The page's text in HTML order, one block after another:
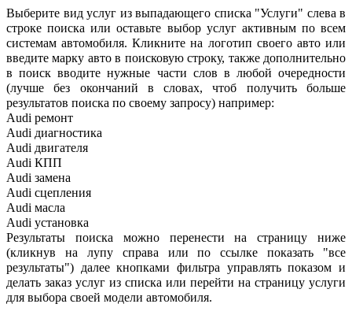
Выберите вид услуг из выпадающего списка "Услуги" слева в
строке поиска или оставьте выбор услуг активным по всем
системам автомобиля. Кликните на логотип своего авто или
введите марку авто в поисковую строку, также дополнительно
в поиск вводите нужные части слов в любой очередности
(лучше без окончаний в словах, чтоб получить больше
результатов поиска по своему запросу) например:
Audi ремонт
Audi диагностика
Audi двигателя
Audi КПП
Audi замена
Audi сцепления
Audi масла
Audi установка
Результаты поиска можно перенести на страницу ниже
(кликнув на лупу справа или по ссылке показать "все
результаты") далее кнопками фильтра управлять показом и
делать заказ услуг из списка или перейти на страницу услуги
для выбора своей модели автомобиля.